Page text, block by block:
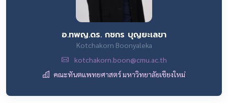
อ.ทพญ.ดร. กชกร บุญยะเลขา
Kotchakorn Boonyaleka
kotchakorn.boon@cmu.ac.th
คณะทันตแพทยศาสตร์ มหาวิทยาลัยเชียงใหม่